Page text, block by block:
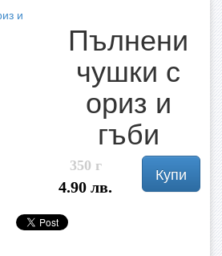
Пълнени
чушки с
ориз и
гъби
350 г
4.90 лв.
Купи